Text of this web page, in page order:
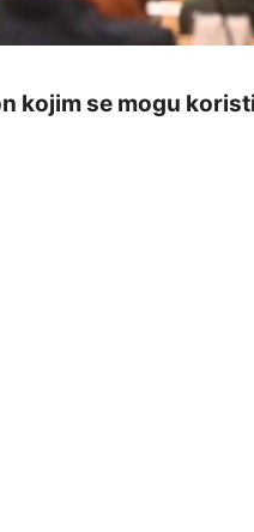
kojim se mogu